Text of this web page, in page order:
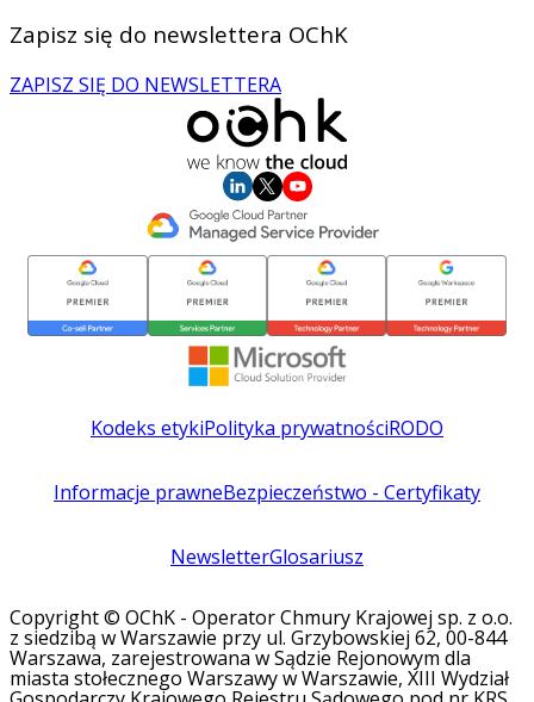
Zapisz się do newslettera OChK
ZAPISZ SIĘ DO NEWSLETTERA
Kodeks etykiPolityka prywatnościRODO
Informacje prawneBezpieczeństwo - Certyfikaty
NewsletterGlosariusz
Copyright © OChK - Operator Chmury Krajowej sp. z o.o.
z siedzibą w Warszawie przy ul. Grzybowskiej 62, 00-844
Warszawa, zarejestrowana w Sądzie Rejonowym dla
miasta stołecznego Warszawy w Warszawie, XIII Wydział